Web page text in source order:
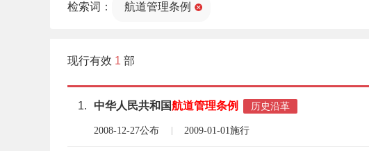
检索词： 航道管理条例
现行有效 1 部
1. 中华人民共和国航道管理条例 历史沿革
2008-12-27公布 2009-01-01施行